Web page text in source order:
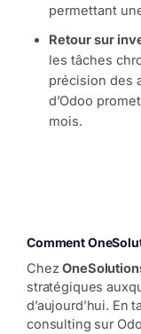
permettant
Retour sur
les tâches
précision des
d’Odoo
mois.
Comment
Chez
stratégiques
d’aujourd’hui. En
consulting sur